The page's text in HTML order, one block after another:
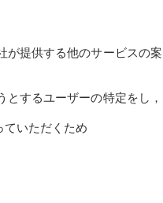
が提供する他のサービスの案
するユーザーの特定をし，
ていただくため